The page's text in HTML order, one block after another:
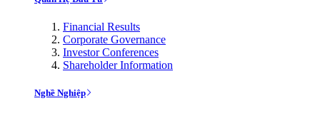
Financial Results
Corporate Governance
Investor Conferences
Shareholder Information
Nghề Nghiệp